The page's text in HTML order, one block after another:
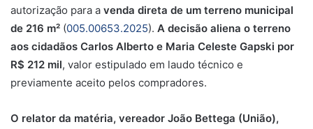
autorização para a venda direta de um terreno municipal
de 216 m² (005.00653.2025). A decisão aliena o terreno
aos cidadãos Carlos Alberto e Maria Celeste Gapski por
R$ 212 mil, valor estipulado em laudo técnico e
previamente aceito pelos compradores.
O relator da matéria, vereador João Bettega (União),